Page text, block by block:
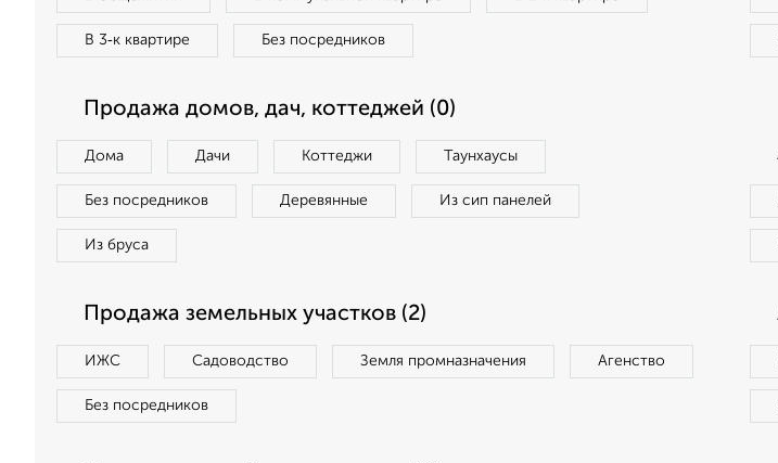
В 3‑к квартире Без посредников
Продажа домов, дач, коттеджей (0)
Дома Дачи Коттеджи Таунхаусы
Без посредников Деревянные Из сип панелей
Из бруса
Продажа земельных участков (2)
ИЖС Садоводство Земля промназначения Агенство
Без посредников